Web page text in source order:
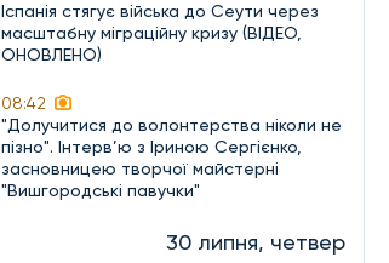
Іспанія стягує війська до Сеути через
масштабну міграційну кризу (ВІДЕО,
ОНОВЛЕНО)
08:42
"Долучитися до волонтерства ніколи не
пізно". Інтерв’ю з Іриною Сергієнко,
засновницею творчої майстерні
"Вишгородські павучки"
30 липня, четвер